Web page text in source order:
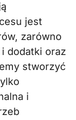
jest
zarówno
dodatki oraz
stworzyć
i